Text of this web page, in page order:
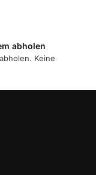
abholen
Keine